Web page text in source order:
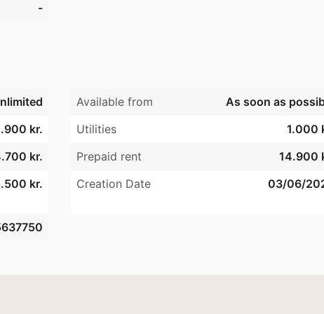
-
Available from
As soon as
kr. Utilities
1.000
kr. Prepaid rent
14.900
kr.
Creation Date 03/06/